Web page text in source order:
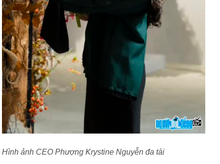
Hình ảnh CEO Phượng Krystine Nguyễn đa tài